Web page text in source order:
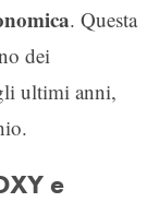
. Questa
dei
ultimi anni,
e